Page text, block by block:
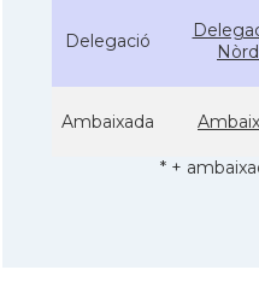
Delegació
Ambaixada
* +